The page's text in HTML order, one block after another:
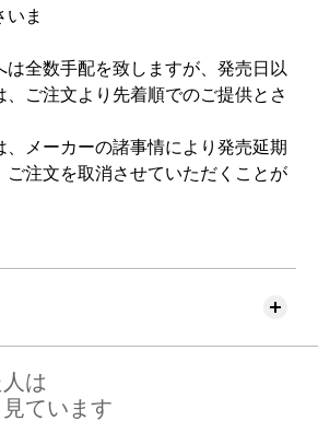
いま
全数手配を致しますが、発売日以
、ご注文より先着順でのご提供とさ
メーカーの諸事情により発売延期
ご注文を取消させていただくことが
は
ています